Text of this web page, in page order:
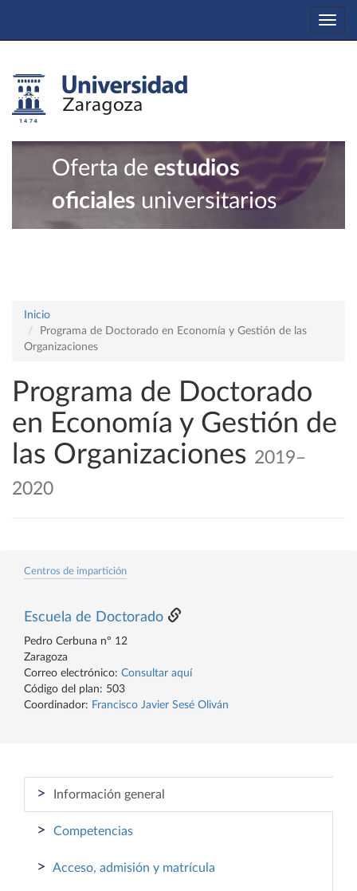
Oferta de estudios
oficiales universitarios
Inicio
Programa de Doctorado en Economía y Gestión de las
Organizaciones
Programa de Doctorado
en Economía y Gestión de
las Organizaciones 2019–
2020
Centros de impartición
Escuela de Doctorado
Pedro Cerbuna nº 12
Zaragoza
Correo electrónico: Consultar aquí
Código del plan: 503
Coordinador: Francisco Javier Sesé Oliván
> Información general
> Competencias
> Acceso, admisión y matrícula